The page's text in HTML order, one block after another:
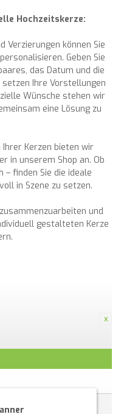
Hochzeitskerze:
Verzierungen können Sie
Geben Sie
das Datum und die
Ihre Vorstellungen
Wünsche stehen wir
eine Lösung zu
Kerzen bieten wir
in unserem Shop an. Ob
finden Sie die ideale
in Szene zu setzen.
und
gestalteten Kerze